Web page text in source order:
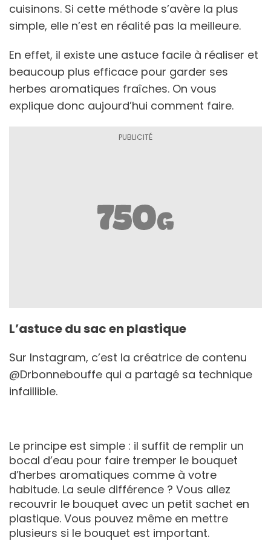
cuisinons. Si cette méthode s’avère la plus
simple, elle n’est en réalité pas la meilleure.
En effet, il existe une astuce facile à réaliser et
beaucoup plus efficace pour garder ses
herbes aromatiques fraîches. On vous
explique donc aujourd’hui comment faire.
L’astuce du sac en plastique
Sur Instagram, c’est la créatrice de contenu
@Drbonnebouffe qui a partagé sa technique
infaillible.
Le principe est simple : il suffit de remplir un
bocal d’eau pour faire tremper le bouquet
d’herbes aromatiques comme à votre
habitude. La seule différence ? Vous allez
recouvrir le bouquet avec un petit sachet en
plastique. Vous pouvez même en mettre
plusieurs si le bouquet est important.